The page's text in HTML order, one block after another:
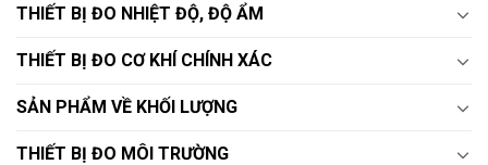
THIẾT BỊ ĐO NHIỆT ĐỘ, ĐỘ ẨM
THIẾT BỊ ĐO CƠ KHÍ CHÍNH XÁC
SẢN PHẨM VỀ KHỐI LƯỢNG
THIẾT BỊ ĐO MÔI TRƯỜNG